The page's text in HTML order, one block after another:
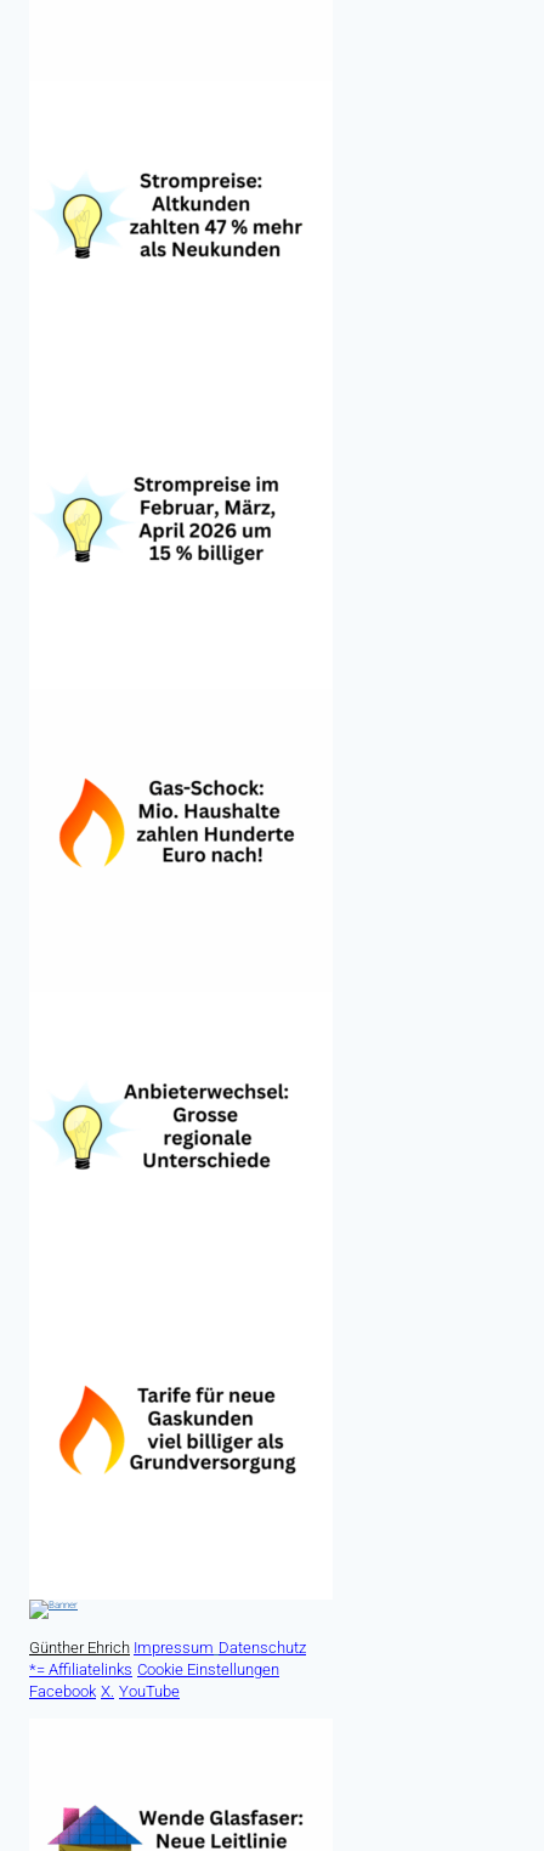
Günther Ehrich Impressum Datenschutz
*= Affiliatelinks Cookie Einstellungen
Facebook X. YouTube